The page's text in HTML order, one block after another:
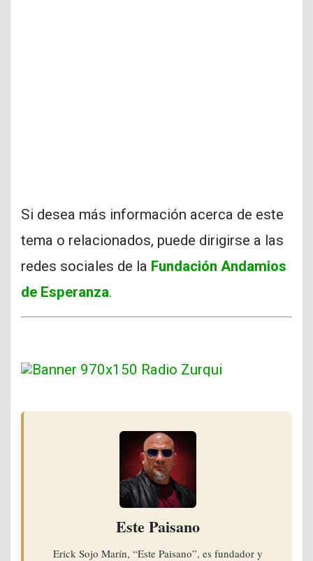
Si desea más información acerca de este
tema o relacionados, puede dirigirse a las
redes sociales de la Fundación Andamios
de Esperanza.
Este Paisano
Erick Sojo Marín, “Este Paisano”, es fundador y